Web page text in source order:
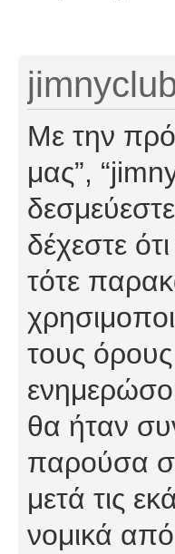
Με την
μας”,
δέχεστε
τότε
τους
θα ήταν
παρούσα
μετά τις
νομικά